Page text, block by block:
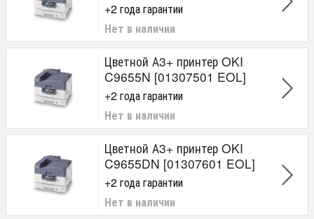
+2 года гарантии
Нет в наличии
Цветной А3+ принтер OKI
C9655N [01307501 EOL]
+2 года гарантии
Нет в наличии
Цветной А3+ принтер OKI
C9655DN [01307601 EOL]
+2 года гарантии
Нет в наличии